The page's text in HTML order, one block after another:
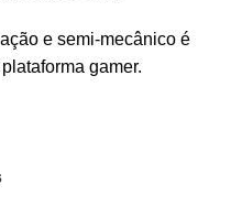
e semi-mecânico é
gamer.